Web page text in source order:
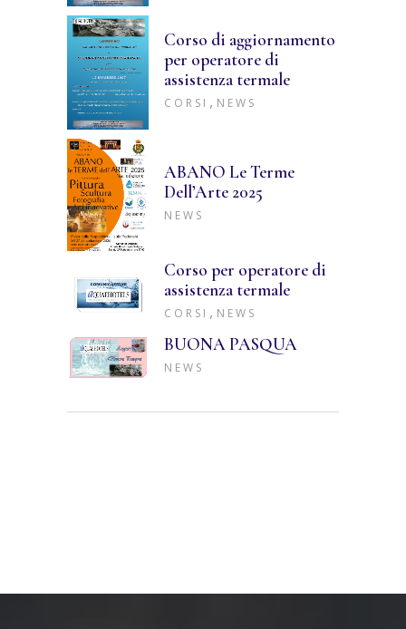
Corso di aggiornamento
per operatore di
assistenza termale
CORSI , NEWS
ABANO Le Terme
Dell’Arte 2025
NEWS
Corso per operatore di
assistenza termale
CORSI , NEWS
BUONA PASQUA
NEWS